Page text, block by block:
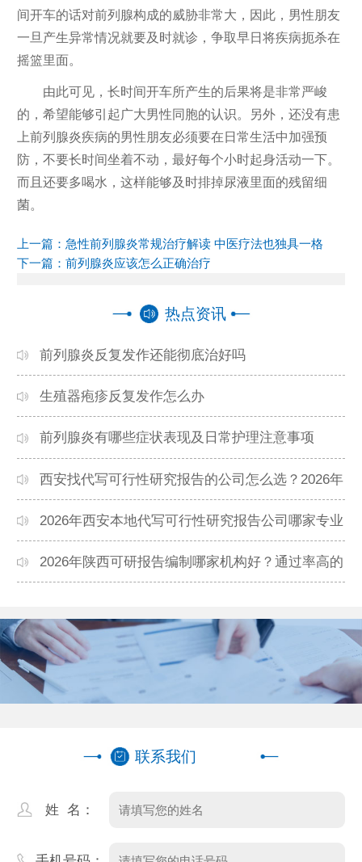
间开车的话对前列腺构成的威胁非常大，因此，男性朋友
一旦产生异常情况就要及时就诊，争取早日将疾病扼杀在
摇篮里面。
由此可见，长时间开车所产生的后果将是非常严峻
的，希望能够引起广大男性同胞的认识。另外，还没有患
上前列腺炎疾病的男性朋友必须要在日常生活中加强预
防，不要长时间坐着不动，最好每个小时起身活动一下。
而且还要多喝水，这样能够及时排掉尿液里面的残留细
菌。
上一篇： 急性前列腺炎常规治疗解读 中医疗法也独具一格
下一篇： 前列腺炎应该怎么正确治疗
热点资讯
前列腺炎反复发作还能彻底治好吗
生殖器疱疹反复发作怎么办
前列腺炎有哪些症状表现及日常护理注意事项
西安找代写可行性研究报告的公司怎么选？2026年
本地高口碑机构排名
2026年西安本地代写可行性研究报告公司哪家专业
靠谱？正规团队推荐
2026年陕西可研报告编制哪家机构好？通过率高的
联系我们
姓 名：